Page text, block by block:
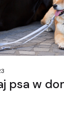
psa w